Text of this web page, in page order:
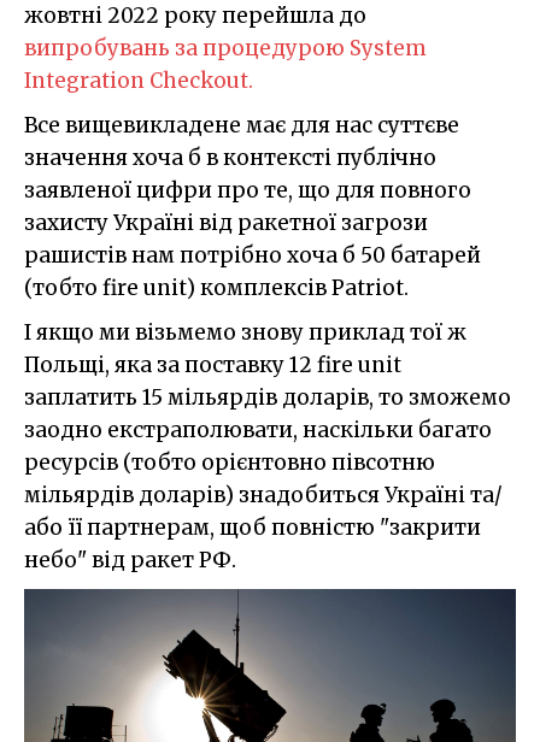
жовтні 2022 року перейшла до
випробувань за процедурою System
Integration Checkout.
Все вищевикладене має для нас суттєве
значення хоча б в контексті публічно
заявленої цифри про те, що для повного
захисту Україні від ракетної загрози
рашистів нам потрібно хоча б 50 батарей
(тобто fire unit) комплексів Patriot.
І якщо ми візьмемо знову приклад тої ж
Польщі, яка за поставку 12 fire unit
заплатить 15 мільярдів доларів, то зможемо
заодно екстраполювати, наскільки багато
ресурсів (тобто орієнтовно півсотню
мільярдів доларів) знадобиться Україні та/
або її партнерам, щоб повністю "закрити
небо" від ракет РФ.